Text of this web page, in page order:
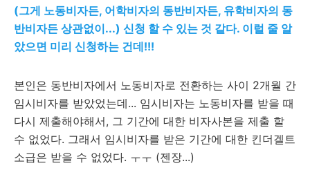
(그게 노동비자든, 어학비자의 동반비자든, 유학비자의 동
반비자든 상관없이...) 신청 할 수 있는 것 같다. 이럴 줄 알
았으면 미리 신청하는 건데!!!
본인은 동반비자에서 노동비자로 전환하는 사이 2개월 간
임시비자를 받았었는데... 임시비자는 노동비자를 받을 때
다시 제출해야해서, 그 기간에 대한 비자사본을 제출 할
수 없었다. 그래서 임시비자를 받은 기간에 대한 킨더겔트
소급은 받을 수 없었다. ㅜㅜ (젠장...)